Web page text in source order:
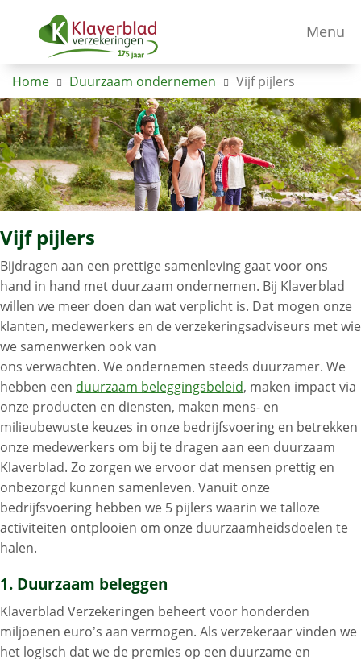
Menu
Home Duurzaam ondernemen Vijf pijlers
Vijf pijlers
Bijdragen aan een prettige samenleving gaat voor ons
hand in hand met duurzaam ondernemen. Bij Klaverblad
willen we meer doen dan wat verplicht is. Dat mogen onze
klanten, medewerkers en de verzekeringsadviseurs met wie
we samenwerken ook van
ons verwachten. We ondernemen steeds duurzamer. We
hebben een duurzaam beleggingsbeleid, maken impact via
onze producten en diensten, maken mens- en
milieubewuste keuzes in onze bedrijfsvoering en betrekken
onze medewerkers om bij te dragen aan een duurzaam
Klaverblad. Zo zorgen we ervoor dat mensen prettig en
onbezorgd kunnen samenleven. Vanuit onze
bedrijfsvoering hebben we 5 pijlers waarin we talloze
activiteiten ontplooien om onze duurzaamheidsdoelen te
halen.
1. Duurzaam beleggen
Klaverblad Verzekeringen beheert voor honderden
miljoenen euro’s aan vermogen. Als verzekeraar vinden we
het logisch dat we de premies op een duurzame en